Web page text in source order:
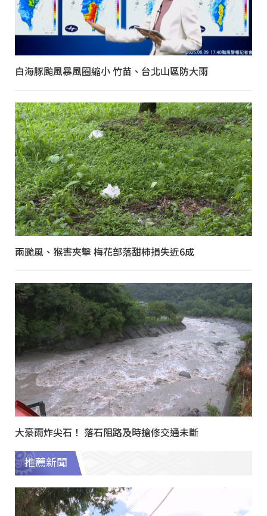
白海豚颱風暴風圈縮小 竹苗、台北山區防大雨
兩颱風、猴害夾擊 梅花部落甜柿損失近6成
大豪雨炸尖石！ 落石阻路及時搶修交通未斷
推薦新聞